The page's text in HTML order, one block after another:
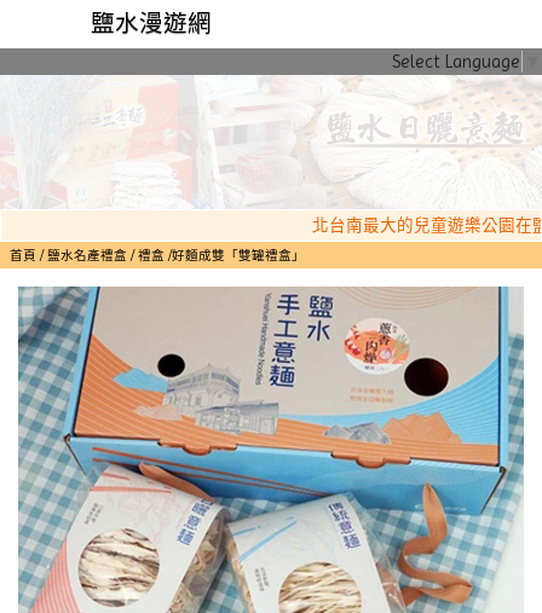
Select Language
鹽水漫遊網
北台南最大的兒童遊樂公園在鹽
首頁 鹽水名產禮盒 禮盒 好麵成雙「雙罐禮盒」